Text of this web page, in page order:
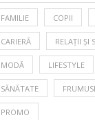
FAMILIE COPII
CARIERĂ RELAȚII ȘI
MODĂ LIFESTYLE
SĂNĂTATE
PROMO